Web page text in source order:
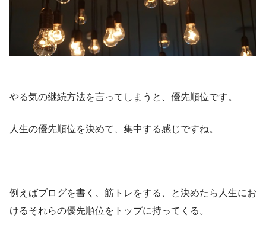
やる気の継続方法を言ってしまうと、優先順位です。
人生の優先順位を決めて、集中する感じですね。
例えばブログを書く、筋トレをする、と決めたら人生にお
けるそれらの優先順位をトップに持ってくる。